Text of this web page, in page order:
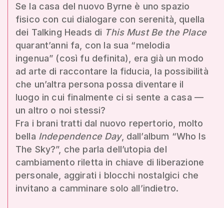
Se la casa del nuovo Byrne è uno spazio
fisico con cui dialogare con serenità, quella
dei Talking Heads di This Must Be the Place
quarant’anni fa, con la sua “melodia
ingenua” (così fu definita), era già un modo
ad arte di raccontare la fiducia, la possibilità
che un’altra persona possa diventare il
luogo in cui finalmente ci si sente a casa —
un altro o noi stessi?
Fra i brani tratti dal nuovo repertorio, molto
bella Independence Day, dall’album “Who Is
The Sky?”, che parla dell’utopia del
cambiamento riletta in chiave di liberazione
personale, aggirati i blocchi nostalgici che
invitano a camminare solo all’indietro.